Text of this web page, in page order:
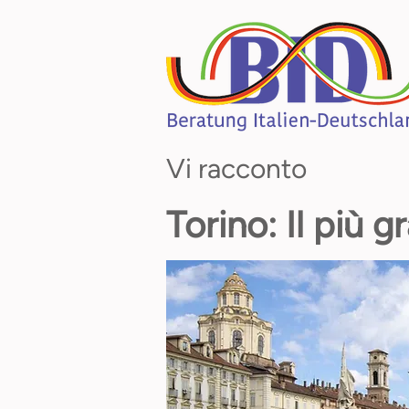
Vi racconto
Torino: Il più